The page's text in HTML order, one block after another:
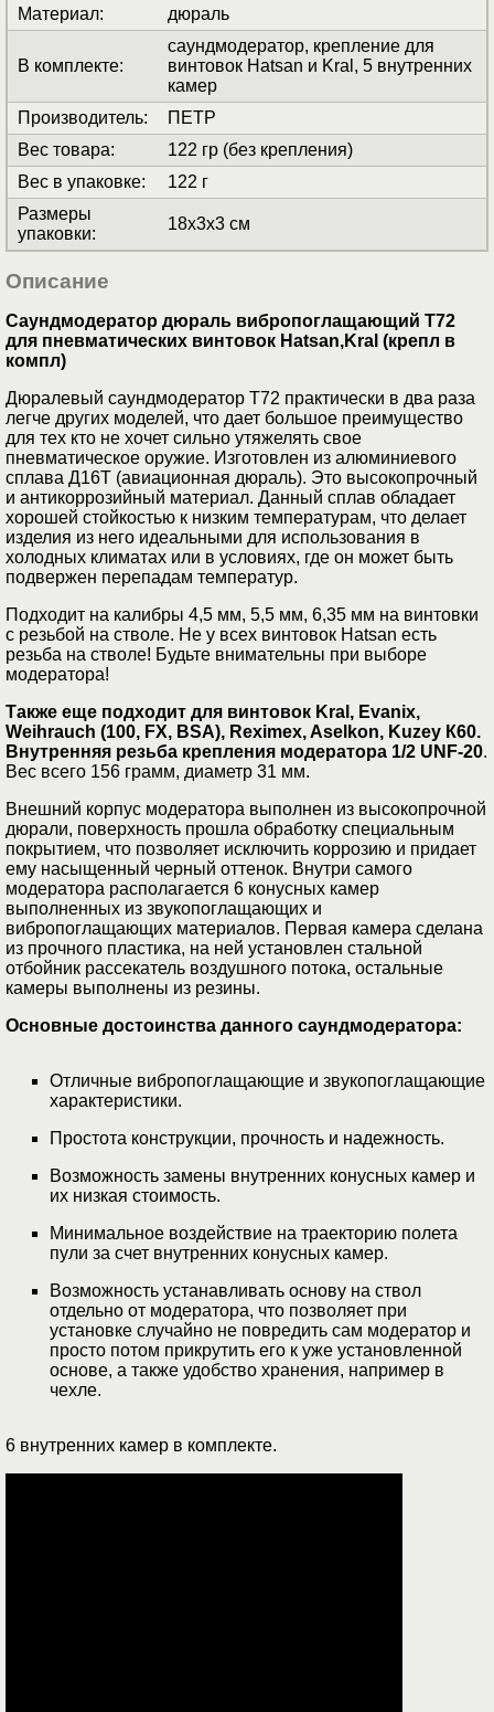
Материал: дюраль
В комплекте:
саундмодератор, крепление для
винтовок Hatsan и Kral, 5 внутренних
камер
Производитель:
ПЕТР
Вес товара:
122 гр (без крепления)
Вес в упаковке:
122 г
Размеры
упаковки:
18x3x3 см
Описание
Саундмодератор дюраль вибропоглащающий T72
для пневматических винтовок Hatsan,Kral (крепл в
компл)
Дюралевый саундмодератор Т72 практически в два раза
легче других моделей, что дает большое преимущество
для тех кто не хочет сильно утяжелять свое
пневматическое оружие. Изготовлен из алюминиевого
сплава Д16Т (авиационная дюраль). Это высокопрочный
и антикоррозийный материал. Данный сплав обладает
хорошей стойкостью к низким температурам, что делает
изделия из него идеальными для использования в
холодных климатах или в условиях, где он может быть
подвержен перепадам температур.
Подходит на калибры 4,5 мм, 5,5 мм, 6,35 мм на винтовки
с резьбой на стволе. Не у всех винтовок Hatsan есть
резьба на стволе! Будьте внимательны при выборе
модератора!
Также еще подходит для винтовок Kral, Evanix,
Weihrauch (100, FX, BSA), Reximex, Aselkon, Kuzey К60.
Внутренняя резьба крепления модератора 1/2 UNF-20.
Вес всего 156 грамм, диаметр 31 мм.
Внешний корпус модератора выполнен из высокопрочной
дюрали, поверхность прошла обработку специальным
покрытием, что позволяет исключить коррозию и придает
ему насыщенный черный оттенок. Внутри самого
модератора располагается 6 конусных камер
выполненных из звукопоглащающих и
вибропоглащающих материалов. Первая камера сделана
из прочного пластика, на ней установлен стальной
отбойник рассекатель воздушного потока, остальные
камеры выполнены из резины.
Основные достоинства данного саундмодератора:
Отличные вибропоглащающие и звукопоглащающие
характеристики.
Простота конструкции, прочность и надежность.
Возможность замены внутренних конусных камер и
их низкая стоимость.
Минимальное воздействие на траекторию полета
пули за счет внутренних конусных камер.
Возможность устанавливать основу на ствол
отдельно от модератора, что позволяет при
установке случайно не повредить сам модератор и
просто потом прикрутить его к уже установленной
основе, а также удобство хранения, например в
чехле.
6 внутренних камер в комплекте.